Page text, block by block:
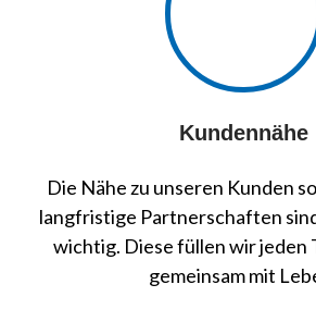
Kundennähe
Die Nähe zu unseren Kunden
langfristige Partnerschaften
wichtig. Diese füllen wir jeden
gemeinsam mit